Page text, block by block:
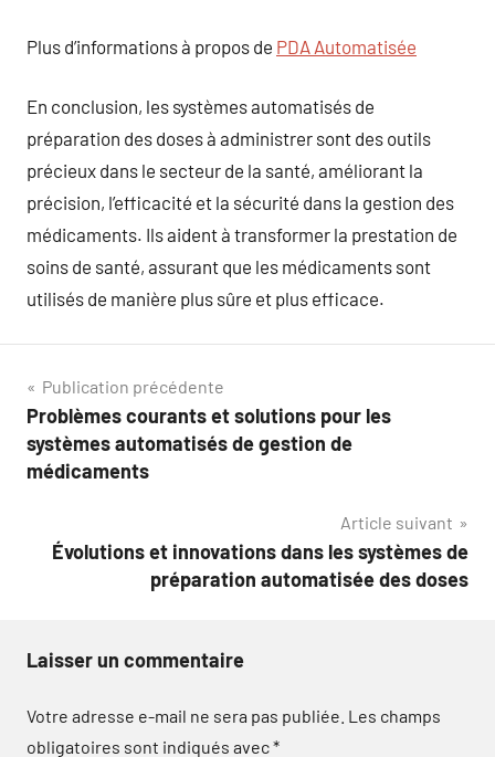
Plus d’informations à propos de PDA Automatisée
En conclusion, les systèmes automatisés de
préparation des doses à administrer sont des outils
précieux dans le secteur de la santé, améliorant la
précision, l’efficacité et la sécurité dans la gestion des
médicaments. Ils aident à transformer la prestation de
soins de santé, assurant que les médicaments sont
utilisés de manière plus sûre et plus efficace.
Navigation
de
l’article
Publication précédente
Problèmes courants et solutions pour les
systèmes automatisés de gestion de
médicaments
Article suivant
Évolutions et innovations dans les systèmes de
préparation automatisée des doses
Laisser un commentaire
Votre adresse e-mail ne sera pas publiée. Les champs
obligatoires sont indiqués avec*